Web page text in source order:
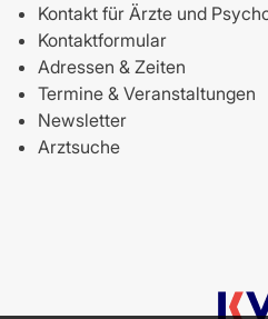
Kontakt für Ärzte und
Kontaktformular
Adressen & Zeiten
Termine & Veranstaltungen
Newsletter
Arztsuche